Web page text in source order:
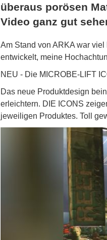
überaus porösen
Video ganz gut
Am Stand von ARKA war
entwickelt, meine
NEU - Die MICROBE-LIFT
Das neue Produktdesign
erleichtern. DIE ICONS
jeweiligen Produktes. Toll